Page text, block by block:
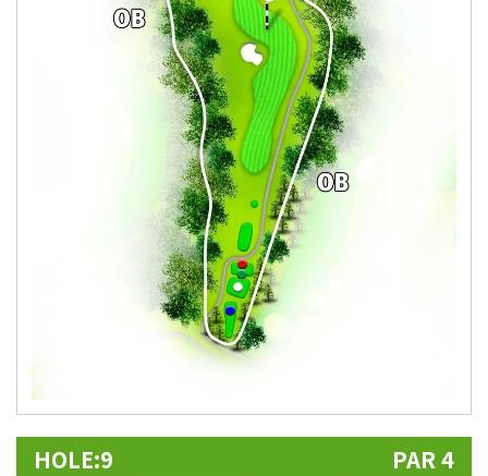
HOLE:9 PAR 4